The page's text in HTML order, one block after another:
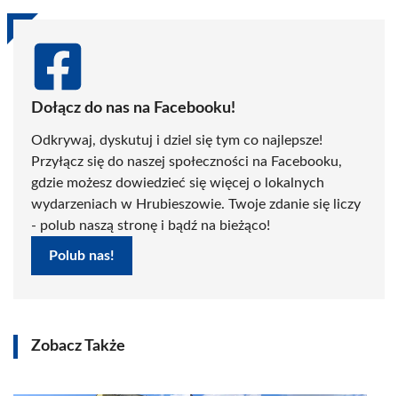
Dołącz do nas na Facebooku!
Odkrywaj, dyskutuj i dziel się tym co najlepsze!
Przyłącz się do naszej społeczności na Facebooku,
gdzie możesz dowiedzieć się więcej o lokalnych
wydarzeniach w Hrubieszowie. Twoje zdanie się liczy
- polub naszą stronę i bądź na bieżąco!
Polub nas!
Zobacz Także